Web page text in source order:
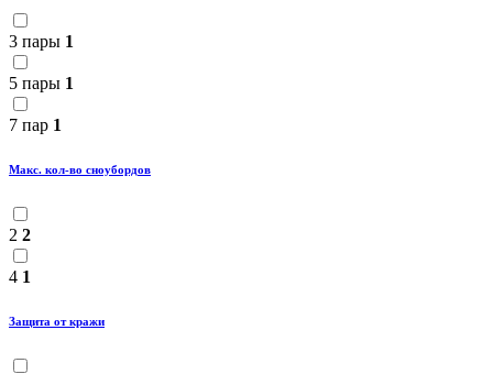
3 пары 1
5 пары 1
7 пар 1
Макс. кол-во сноубордов
2 2
4 1
Защита от кражи